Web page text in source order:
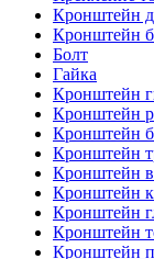
Кронштейн
Кронштейн
Болт
Гайка
Кронштейн
Кронштейн
Кронштейн
Кронштейн
Кронштейн
Кронштейн
Кронштейн
Кронштейн
Кронштейн